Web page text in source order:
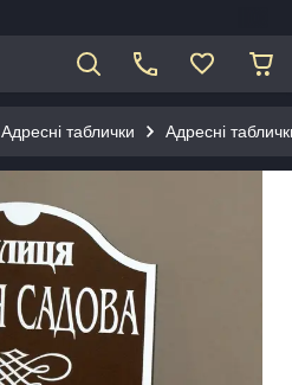
Адресні таблички Адресні